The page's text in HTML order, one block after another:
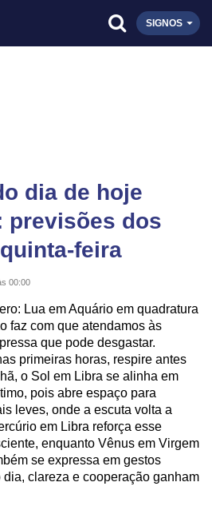
SIGNOS
dia de hoje
previsões dos
feira
00:00
Lua em Aquário em quadratura
faz com que atendamos às
que pode desgastar.
primeiras horas, respire antes
o Sol em Libra se alinha em
pois abre espaço para
leves, onde a escuta volta a
em Libra reforça esse
enquanto Vênus em Virgem
se expressa em gestos
clareza e cooperação ganham